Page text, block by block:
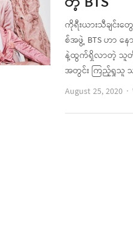
ကိုရီးယားသီချင်းတွ
စ်အဖွဲ့ BTS ဟာ န
နဲ့ထွက်ရှိလာတဲ့ သူတို့ရဲ့သီ
အတွင်း ကြည့်ရှုသူ
August 25, 2020